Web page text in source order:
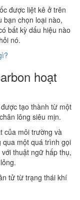
được liệt kê ở trên
bạn chọn loại nào,
bất kỳ dấu hiệu nào
nó.
hoạt
tạo thành từ một
lông siêu mịn.
của môi trường và
qua một quá trình gọi
thuật ngữ hấp thụ,
tử từ trạng thái khí